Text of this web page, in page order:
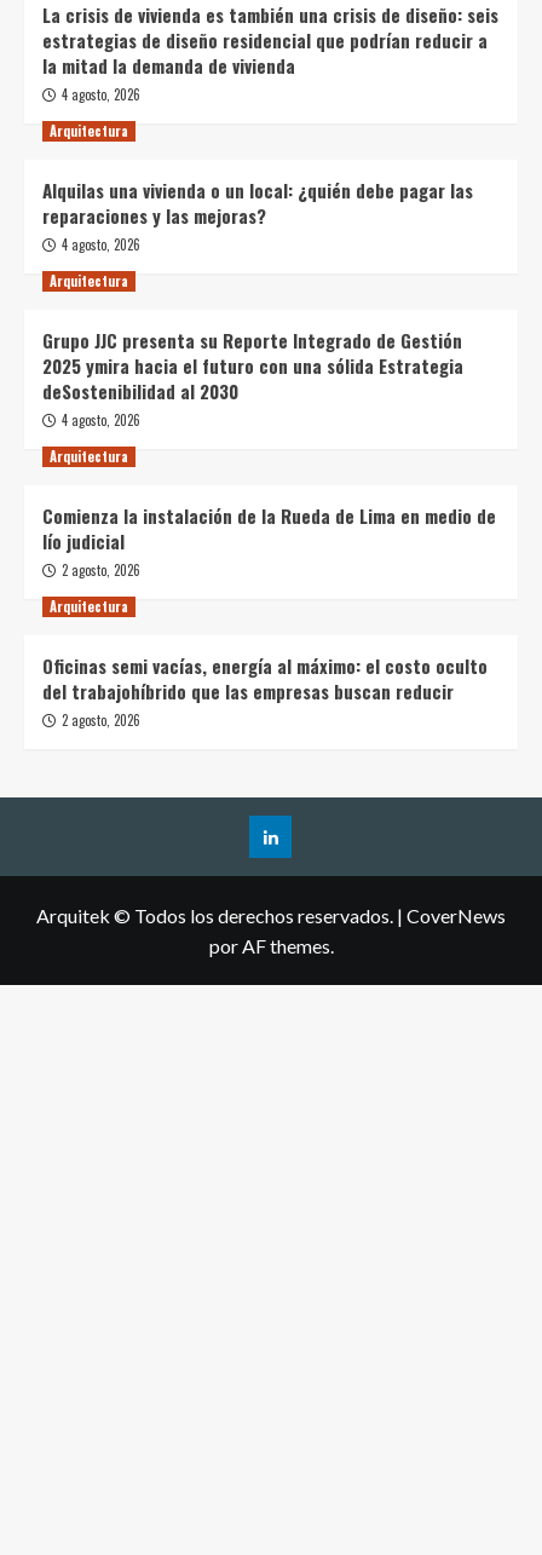
La crisis de vivienda es también una crisis de diseño: seis
estrategias de diseño residencial que podrían reducir a
la mitad la demanda de vivienda
4 agosto, 2026
Arquitectura
Alquilas una vivienda o un local: ¿quién debe pagar las
reparaciones y las mejoras?
4 agosto, 2026
Arquitectura
Grupo JJC presenta su Reporte Integrado de Gestión
2025 ymira hacia el futuro con una sólida Estrategia
deSostenibilidad al 2030
4 agosto, 2026
Arquitectura
Comienza la instalación de la Rueda de Lima en medio de
lío judicial
2 agosto, 2026
Arquitectura
Oficinas semi vacías, energía al máximo: el costo oculto
del trabajohíbrido que las empresas buscan reducir
2 agosto, 2026
Arquitek © Todos los derechos reservados. | CoverNews
por AF themes.